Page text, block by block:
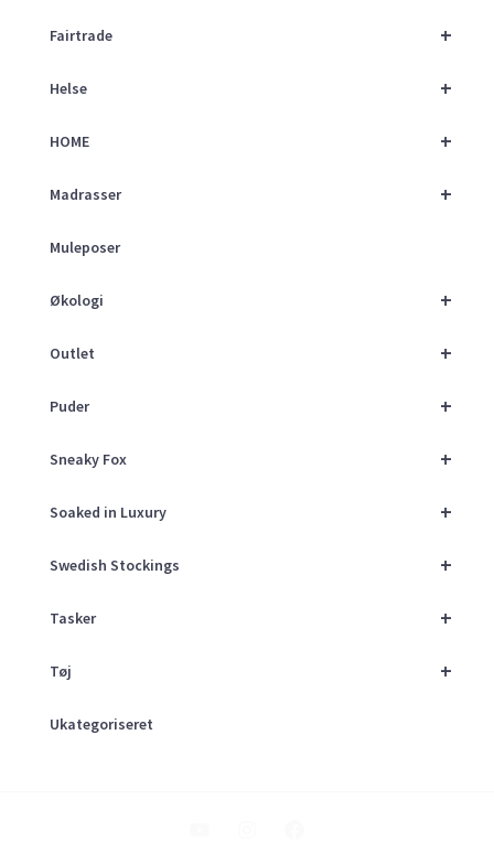
+
Fairtrade
+
Helse
+
HOME
+
Madrasser
Muleposer
+
Økologi
+
Outlet
+
Puder
+
Sneaky Fox
+
Soaked in Luxury
+
Swedish Stockings
+
Tasker
+
Tøj
Ukategoriseret